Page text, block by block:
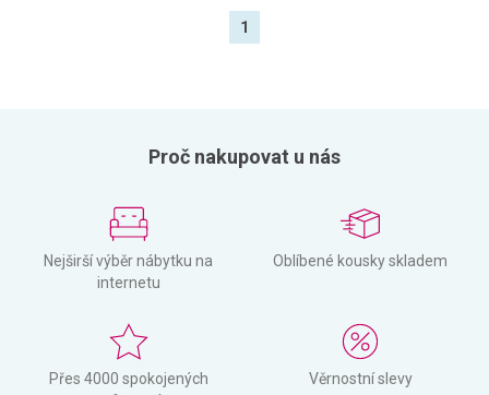
1
Proč nakupovat u nás
Nejširší výběr nábytku na
internetu
Oblíbené kousky skladem
Přes 4000 spokojených
Věrnostní slevy